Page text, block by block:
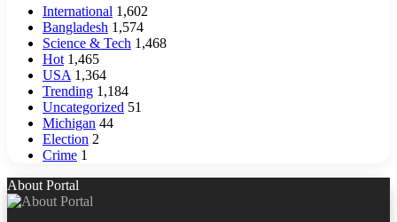
International 1,602
Bangladesh 1,574
Science & Tech 1,468
Hot 1,465
USA 1,364
Trending 1,184
Uncategorized 51
Michigan 44
Election 2
Crime 1
About Portal